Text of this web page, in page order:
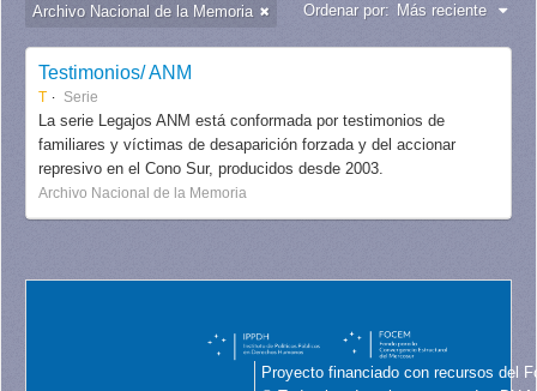
Archivo Nacional de la Memoria Ordenar por: Más reciente
Testimonios/ ANM
T Serie
La serie Legajos ANM está conformada por testimonios de
familiares y víctimas de desaparición forzada y del accionar
represivo en el Cono Sur, producidos desde 2003.
Archivo Nacional de la Memoria
Proyecto financiado con recursos del